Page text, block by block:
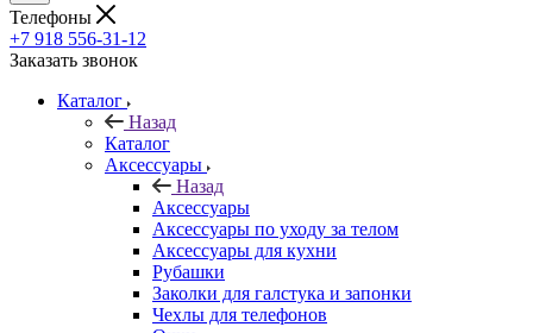
Телефоны
+7 918 556-31-12
Заказать звонок
Каталог
Назад
Каталог
Аксессуары
Назад
Аксессуары
Аксессуары по уходу за телом
Аксессуары для кухни
Рубашки
Заколки для галстука и запонки
Чехлы для телефонов